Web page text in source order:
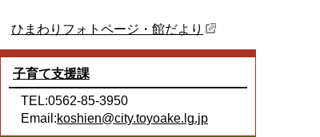
ひまわりフォトページ・館だより
子育て支援課
TEL:0562-85-3950
Email:koshien@city.toyoake.lg.jp